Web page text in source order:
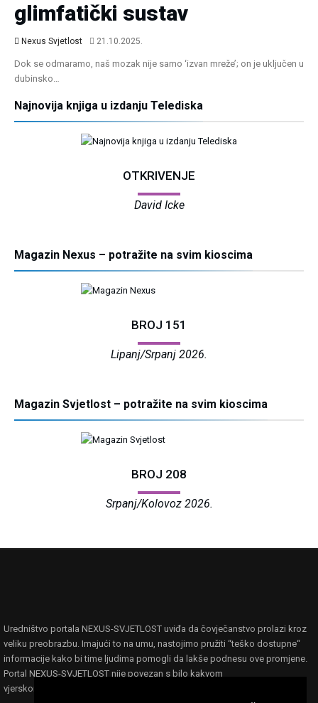
glimfatički sustav
Nexus Svjetlost 21.10.2025.
Dok se odmaramo, naš mozak nije samo ‘izvan mreže’; on je uključen u
dubinsko…
Najnovija knjiga u izdanju Telediska
OTKRIVENJE
David Icke
Magazin Nexus – potražite na svim kioscima
BROJ 151
Lipanj/Srpanj 2026.
Magazin Svjetlost – potražite na svim kioscima
BROJ 208
Srpanj/Kolovoz 2026.
Uredništvo portala NEXUS-SVJETLOST uviđa da čovječanstvo prolazi kroz
veliku preobrazbu. Imajući to na umu, nastojimo pružiti “teško dostupne“
informacije kako bi time ljudima pomogli da lakše podnesu ove promjene.
Portal NEXUS-SVJETLOST nije povezan s bilo kakvom
vjerskom,filozofskom ili političkom ideologijom ili organizacijom.